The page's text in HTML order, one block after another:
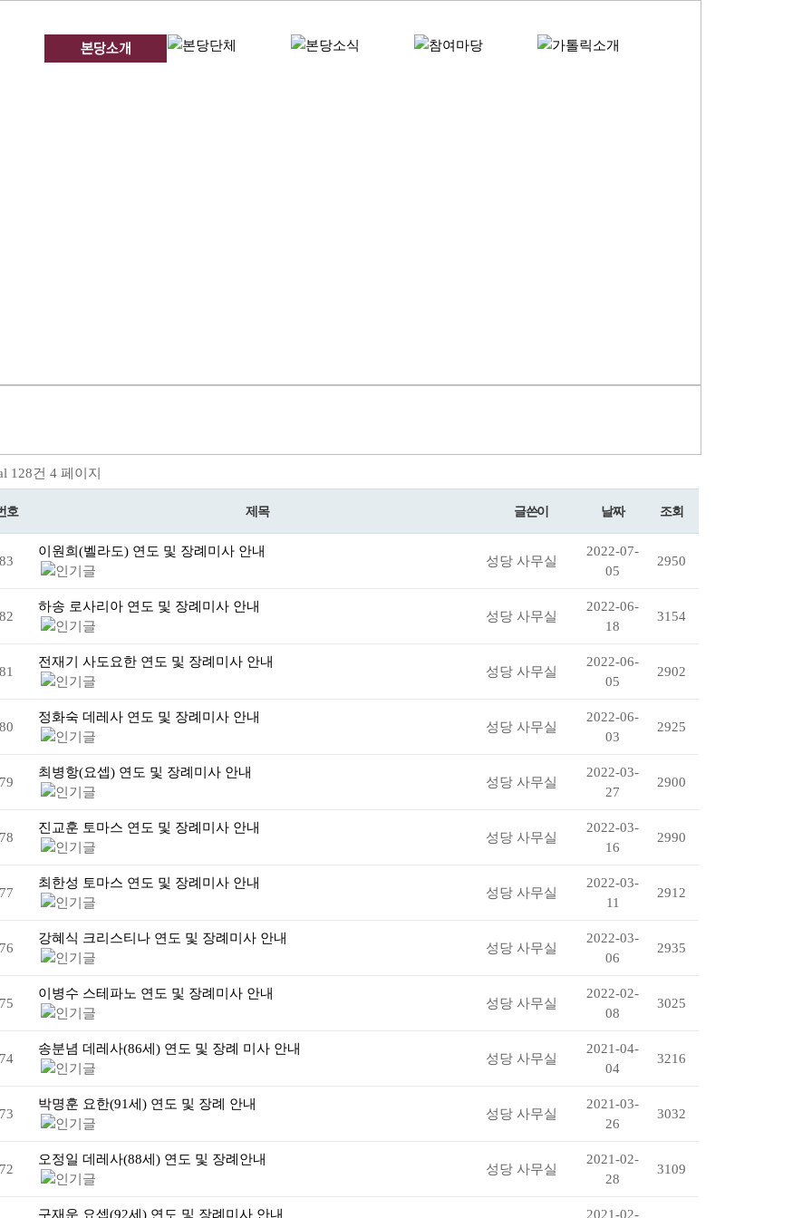
128건 4 페이지
호 제목 글쓴이 날짜 조회
83
이원희(벨라도) 연도 및 장례미사 안내
성당 사무실
2022-07-
05
2950
82
하송 로사리아 연도 및 장례미사 안내
성당 사무실
2022-06-
18
3154
81
전재기 사도요한 연도 및 장례미사 안내
성당 사무실
2022-06-
05
2902
80
정화숙 데레사 연도 및 장례미사 안내
성당 사무실
2022-06-
03
2925
79
최병항(요셉) 연도 및 장례미사 안내
성당 사무실
2022-03-
27
2900
78
진교훈 토마스 연도 및 장례미사 안내
성당 사무실
2022-03-
16
2990
77
최한성 토마스 연도 및 장례미사 안내
성당 사무실
2022-03-
11
2912
76
강혜식 크리스티나 연도 및 장례미사 안내
성당 사무실
2022-03-
06
2935
75
이병수 스테파노 연도 및 장례미사 안내
성당 사무실
2022-02-
08
3025
74
송분념 데레사(86세) 연도 및 장례 미사 안내
성당 사무실
2021-04-
04
3216
73
박명훈 요한(91세) 연도 및 장례 안내
성당 사무실
2021-03-
26
3032
72
오정일 데레사(88세) 연도 및 장례안내
성당 사무실
2021-02-
28
3109
구재운 요셉(92세) 연도 및 장례미사 안내 2021-02-